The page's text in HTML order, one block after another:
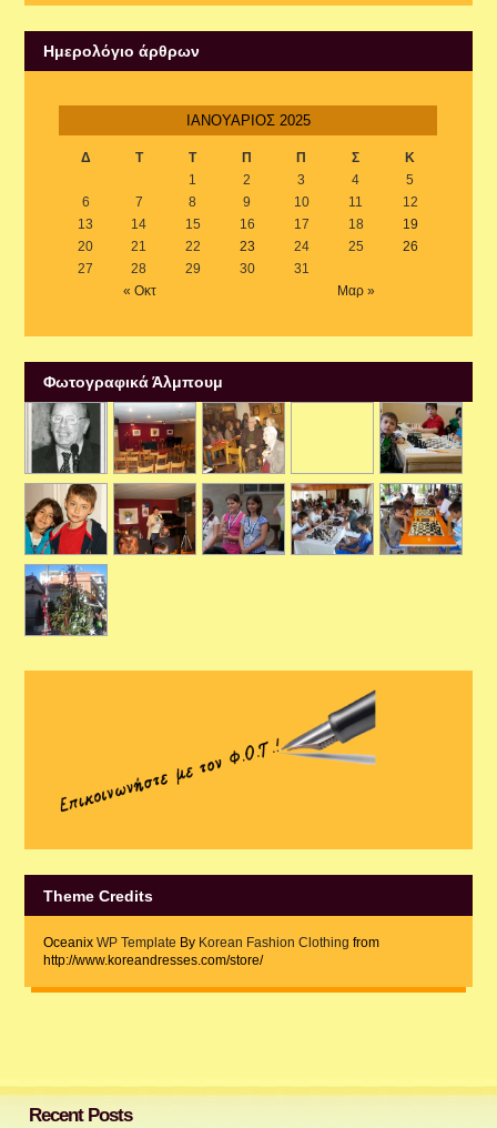
Ημερολόγιο άρθρων
ΙΑΝΟΥΆΡΙΟΣ 2025
Δ Τ Τ Π Π Σ Κ
« Οκτ Μαρ »
1 2 3 4
5
6
7 8 9 10 11
12
13
14 15 16 17 18
19
20
21 22 23 24 25
26
27
28 29 30 31
Φωτογραφικά Άλμπουμ
Theme Credits
Oceanix WP Template By Korean Fashion Clothing from
http://www.koreandresses.com/store/
Recent Posts